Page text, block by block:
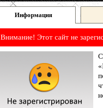
Информация
Внимание! Этот сайт не